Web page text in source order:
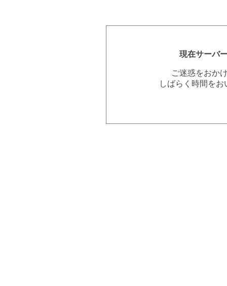
現在サーバ
ご迷惑をおか
しばらく時間を